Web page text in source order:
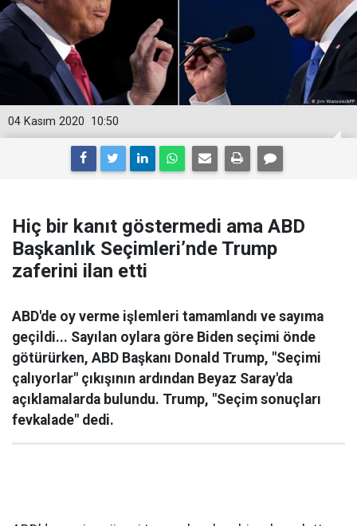
10:50
04 Kasım 2020
Hiç bir kanıt göstermedi ama ABD
Başkanlık Seçimleri’nde Trump
zaferini ilan etti
ABD'de oy verme işlemleri tamamlandı ve sayıma
geçildi... Sayılan oylara göre Biden seçimi önde
götürürken, ABD Başkanı Donald Trump, "Seçimi
çalıyorlar" çıkışının ardından Beyaz Saray'da
açıklamalarda bulundu. Trump, "Seçim sonuçları
fevkalade" dedi.